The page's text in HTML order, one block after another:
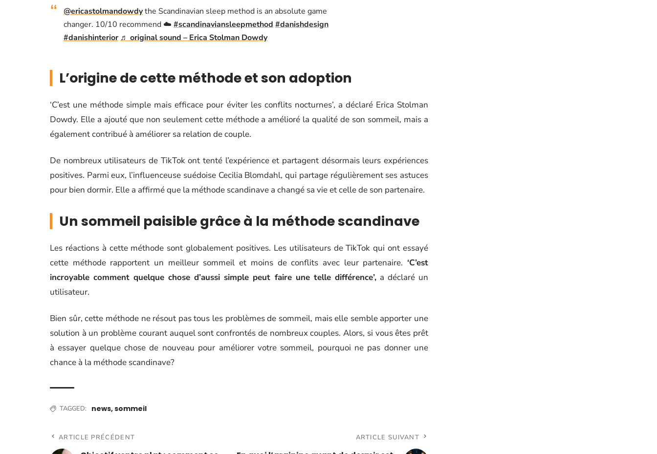
@ericastolmandowdythe Scandinavian sleep method is an absolute game
changer. 10/10 recommend ☁️ #scandinaviansleepmethod #danishdesign
#danishinterior ♬ original sound – Erica Stolman Dowdy
L’origine de cette méthode et son adoption
‘C’est une méthode simple mais efficace pour éviter les conflits nocturnes’, a déclaré Erica Stolman
Dowdy. Elle a ajouté que non seulement cette méthode a amélioré la qualité de son sommeil, mais a
également contribué à améliorer sa relation de couple.
De nombreux utilisateurs de TikTok ont tenté l’expérience et partagent désormais leurs expériences
positives. Parmi eux, l’influenceuse suédoise Cecilia Blomdahl, qui partage régulièrement ses astuces
pour bien dormir. Elle a affirmé que la méthode scandinave a changé sa vie et celle de son partenaire.
Un sommeil paisible grâce à la méthode scandinave
Les réactions à cette méthode sont globalement positives. Les utilisateurs de TikTok qui ont essayé
cette méthode rapportent un meilleur sommeil et moins de conflits avec leur partenaire. ‘C’est
incroyable comment quelque chose d’aussi simple peut faire une telle différence’,a déclaré un
utilisateur.
Bien sûr, cette méthode ne résout pas tous les problèmes de sommeil, mais elle semble apporter une
solution à un problème courant auquel sont confrontés de nombreux couples. Alors, si vous êtes prêt
à essayer quelque chose de nouveau pour améliorer votre sommeil, pourquoi ne pas donner une
chance à la méthode scandinave?
TAGGED: news,sommeil
ARTICLE PRÉCÉDENT ARTICLE SUIVANT